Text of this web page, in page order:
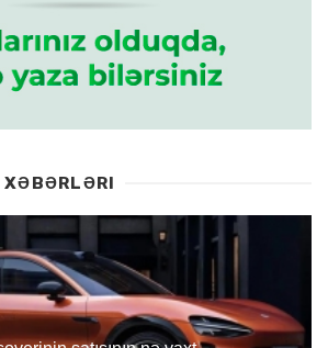
XƏBƏRLƏRI